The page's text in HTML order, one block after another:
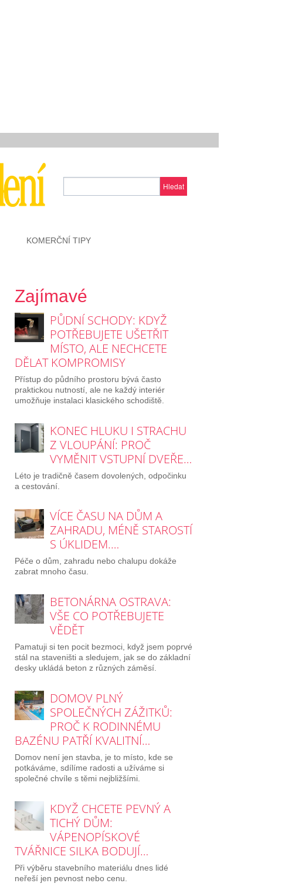
Hledat
KOMERČNÍ TIPY
Zajímavé
PŮDNÍ SCHODY: KDYŽ
POTŘEBUJETE UŠETŘIT
MÍSTO, ALE NECHCETE
DĚLAT KOMPROMISY
Přístup do půdního prostoru bývá často
praktickou nutností, ale ne každý interiér
umožňuje instalaci klasického schodiště.
KONEC HLUKU I STRACHU
Z VLOUPÁNÍ: PROČ
VYMĚNIT VSTUPNÍ DVEŘE…
Léto je tradičně časem dovolených, odpočinku
a cestování.
VÍCE ČASU NA DŮM A
ZAHRADU, MÉNĚ STAROSTÍ
S ÚKLIDEM.…
Péče o dům, zahradu nebo chalupu dokáže
zabrat mnoho času.
BETONÁRNA OSTRAVA:
VŠE CO POTŘEBUJETE
VĚDĚT
Pamatuji si ten pocit bezmoci, když jsem poprvé
stál na staveništi a sledujem, jak se do základní
desky ukládá beton z různých záměsí.
DOMOV PLNÝ
SPOLEČNÝCH ZÁŽITKŮ:
PROČ K RODINNÉMU
BAZÉNU PATŘÍ KVALITNÍ…
Domov není jen stavba, je to místo, kde se
potkáváme, sdílíme radosti a užíváme si
společné chvíle s těmi nejbližšími.
KDYŽ CHCETE PEVNÝ A
TICHÝ DŮM:
VÁPENOPÍSKOVÉ
TVÁŘNICE SILKA BODUJÍ…
Při výběru stavebního materiálu dnes lidé
neřeší jen pevnost nebo cenu.